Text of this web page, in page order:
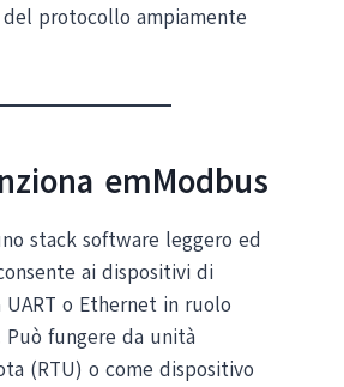
protocollo ampiamente
emModbus
stack software leggero ed
ai dispositivi di
UART o Ethernet in ruolo
Può fungere da unità
(RTU) o come dispositivo